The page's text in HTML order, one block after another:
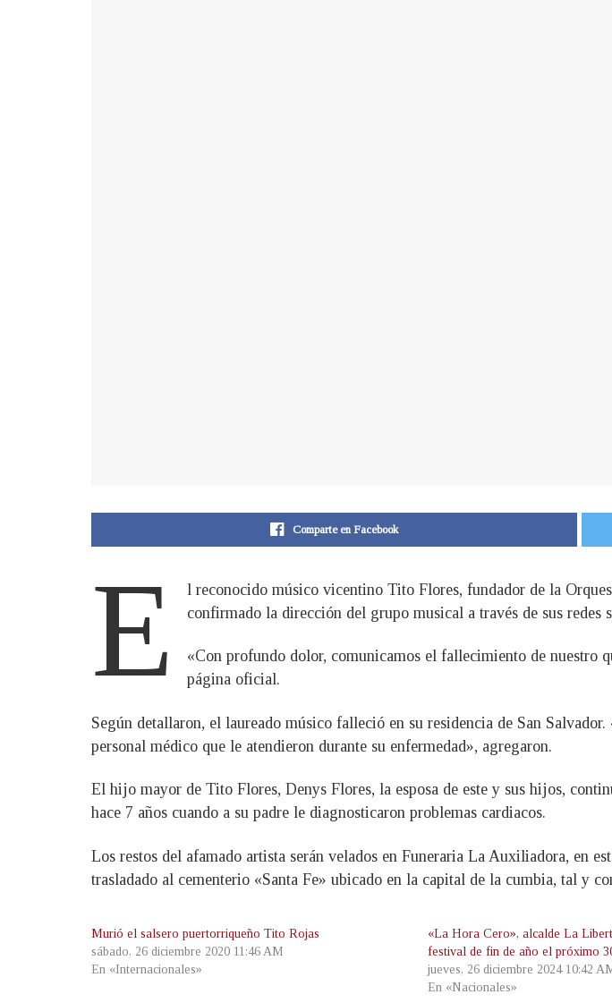
Comparte en Facebook
E
l reconocido músico vicentino Tito Flores, fundador de la
confirmado la dirección del grupo musical a través de sus redes
«Con profundo dolor, comunicamos el fallecimiento de nuestro
página oficial.
Según detallaron, el laureado músico falleció en su residencia de San
personal médico que le atendieron durante su enfermedad», agregaron.
El hijo mayor de Tito Flores, Denys Flores, la esposa de este y sus hijos,
hace 7 años cuando a su padre le diagnosticaron problemas cardiacos.
Los restos del afamado artista serán velados en Funeraria La Auxiliadora, en
trasladado al cementerio «Santa Fe» ubicado en la capital de la cumbia, tal y
Murió el salsero puertorriqueño Tito Rojas
sábado, 26 diciembre 2020 11:46 AM
En «Internacionales»
«La Hora Cero», alcalde La
festival de fin de año el próximo
jueves, 26 diciembre 2024 10:42
En «Nacionales»